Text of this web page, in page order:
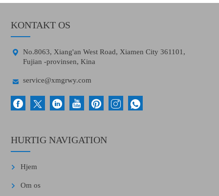
KONTAKT OS

No.8063, Xiang'an West Road, Xiamen City 361101,
Fujian -provinsen, Kina
 service@xmgrwy.com
HURTIG NAVIGATION
Hjem
Om os